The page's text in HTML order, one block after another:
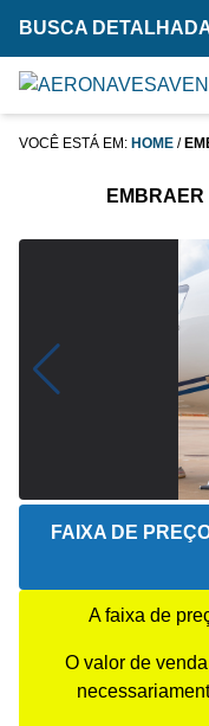
BUSCA
VOCÊ ESTÁ EM: HOME /
FAIXA DE
A faixa de
O valor de